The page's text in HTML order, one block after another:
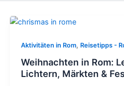
Aktivitäten in Rom, Reisetipps -
Weihnachten in Rom:
Lichtern, Märkten &